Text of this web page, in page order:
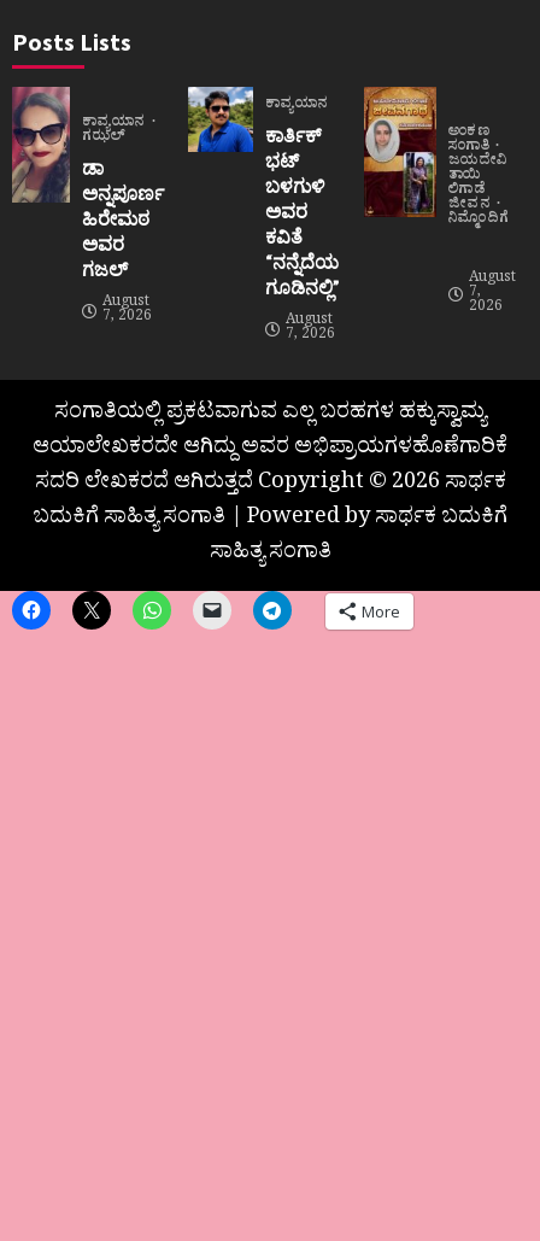
Posts Lists
ಕಾವ್ಯಯಾನ
ಗಝಲ್
ಡಾ
ಅನ್ನಪೂರ್ಣ
ಹಿರೇಮಠ
ಅವರ
ಗಜಲ್
August
7, 2026
ಕಾವ್ಯಯಾನ
ಕಾರ್ತಿಕ್
ಭಟ್
ಬಳಗುಳಿ
ಅವರ
ಕವಿತೆ
“ನನ್ನೆದೆಯ
ಗೂಡಿನಲ್ಲಿ”
August
7, 2026
ಅಂಕಣ
ಸಂಗಾತಿ
ಜಯದೇವಿ
ತಾಯಿ
ಲಿಗಾಡೆ
ಜೀವನ
ನಿಮ್ಮೊಂದಿಗೆ
August
7,
2026
ಸಂಗಾತಿಯಲ್ಲಿ ಪ್ರಕಟವಾಗುವ ಎಲ್ಲ ಬರಹಗಳ ಹಕ್ಕುಸ್ವಾಮ್ಯ
ಆಯಾಲೇಖಕರದೇ ಆಗಿದ್ದು ಅವರ ಅಭಿಪ್ರಾಯಗಳಹೊಣೆಗಾರಿಕೆ
ಸದರಿ ಲೇಖಕರದೆ ಆಗಿರುತ್ತದೆ Copyright © 2026 ಸಾರ್ಥಕ
ಬದುಕಿಗೆ ಸಾಹಿತ್ಯ ಸಂಗಾತಿ | Powered by ಸಾರ್ಥಕ ಬದುಕಿಗೆ
ಸಾಹಿತ್ಯ ಸಂಗಾತಿ
More